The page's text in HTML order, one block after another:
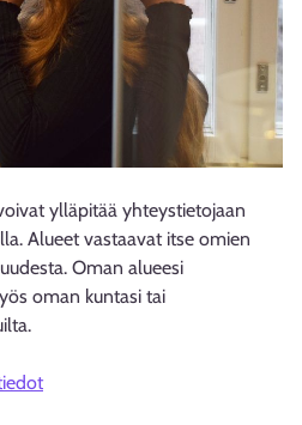
ylläpitää yhteystietojaan
Alueet vastaavat itse omien
Oman alueesi
oman kuntasi tai